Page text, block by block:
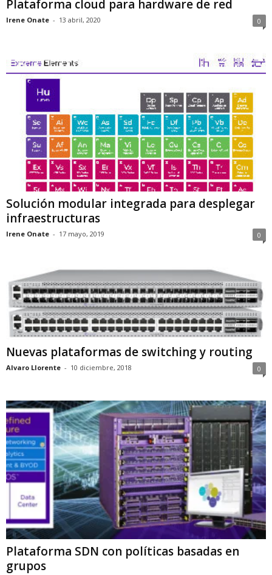
Plataforma cloud para hardware de red
Irene Onate - 13 abril, 2020 0
Solución modular integrada para desplegar
infraestructuras
Irene Onate - 17 mayo, 2019 0
Nuevas plataformas de switching y routing
Alvaro Llorente - 10 diciembre, 2018 0
Plataforma SDN con políticas basadas en
grupos